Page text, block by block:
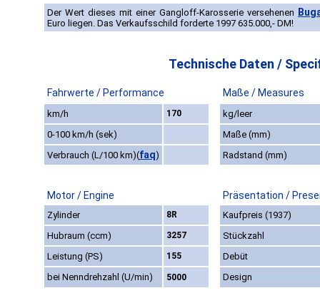
Der Wert dieses mit einer Gangloff-Karosserie versehenen
Euro liegen. Das Verkaufsschild forderte 1997 635.000,- DM!
Technische Daten /
Fahrwerte / Performance Maße / Measures
km/h 170
kg/leer
0-100 km/h (sek)
Maße (mm)
Verbrauch (L/100 km)(faq) Radstand (mm)
Motor / Engine Präsentation /
Zylinder 8R
Kaufpreis (1937)
Hubraum (ccm)
3257
Stückzahl
Leistung (PS)
155
Debüt
bei Nenndrehzahl (U/min)
5000 Design